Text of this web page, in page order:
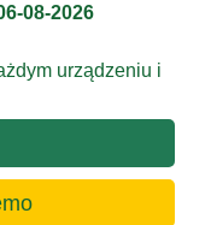
08-2026
urządzeniu i